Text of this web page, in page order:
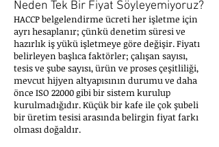
Neden Tek Bir Fiyat Söyleyemiyoruz?
HACCP belgelendirme ücreti her işletme için
ayrı hesaplanır; çünkü denetim süresi ve
hazırlık iş yükü işletmeye göre değişir. Fiyatı
belirleyen başlıca faktörler; çalışan sayısı,
tesis ve şube sayısı, ürün ve proses çeşitliliği,
mevcut hijyen altyapısının durumu ve daha
önce ISO 22000 gibi bir sistem kurulup
kurulmadığıdır. Küçük bir kafe ile çok şubeli
bir üretim tesisi arasında belirgin fiyat farkı
olması doğaldır.